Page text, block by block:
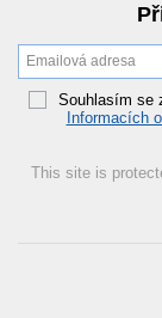
Souhlasím se
Informacích
This site is